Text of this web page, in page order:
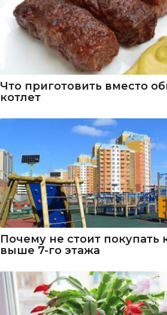
Что приготовить вместо
котлет
Почему не стоит покупать
выше 7-го этажа